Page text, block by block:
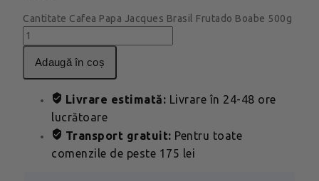
Cantitate Cafea Papa Jacques Brasil Frutado Boabe 500g
adaugă în coș
Livrare estimată: Livrare în 24-48 ore
lucrătoare
Transport gratuit: Pentru toate
comenzile de peste 175 lei